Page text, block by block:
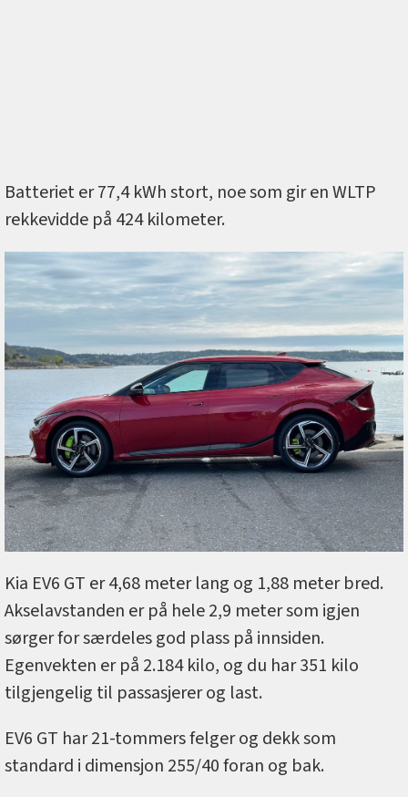
Batteriet er 77,4 kWh stort, noe som gir en WLTP
rekkevidde på 424 kilometer.
Kia EV6 GT er 4,68 meter lang og 1,88 meter bred.
Akselavstanden er på hele 2,9 meter som igjen
sørger for særdeles god plass på innsiden.
Egenvekten er på 2.184 kilo, og du har 351 kilo
tilgjengelig til passasjerer og last.
EV6 GT har 21-tommers felger og dekk som
standard i dimensjon 255/40 foran og bak.